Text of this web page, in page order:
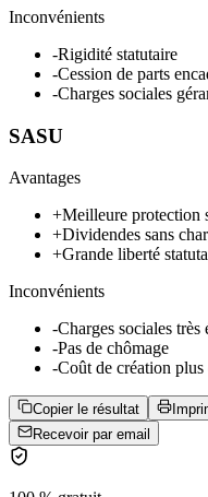
Inconvénients
-Rigidité statutaire
-Cession de parts
-Charges sociales
SASU
Avantages
+Meilleure protection
+Dividendes sans
+Grande liberté
Inconvénients
-Charges sociales très
-Pas de chômage
-Coût de création plus
Copier le résultat
Recevoir par email